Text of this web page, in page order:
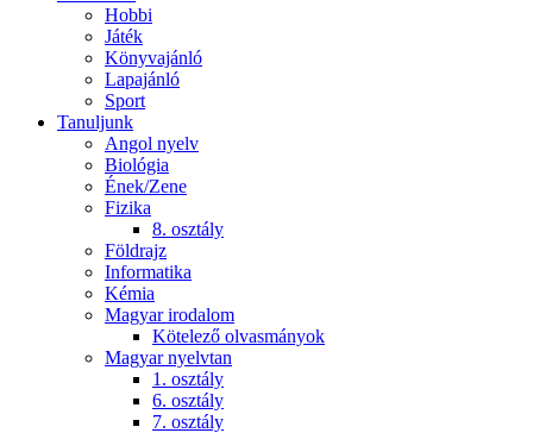
Hobbi
Játék
Könyvajánló
Lapajánló
Sport
Tanuljunk
Angol nyelv
Biológia
Ének/Zene
Fizika
8. osztály
Földrajz
Informatika
Kémia
Magyar irodalom
Kötelező olvasmányok
Magyar nyelvtan
1. osztály
6. osztály
7. osztály